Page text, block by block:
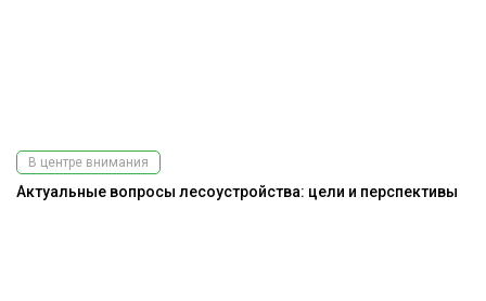
В центре внимания
Актуальные вопросы лесоустройства: цели и перспективы